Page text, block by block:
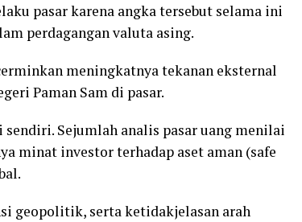
pasar karena angka tersebut selama ini
perdagangan valuta asing.
meningkatnya tekanan eksternal
Paman Sam di pasar.
Sejumlah analis pasar uang menilai
minat investor terhadap aset aman (safe
geopolitik, serta ketidakjelasan arah